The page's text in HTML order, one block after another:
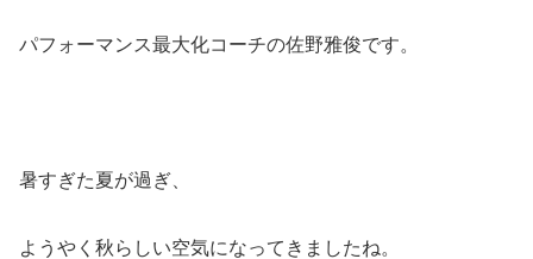
パフォーマンス最大化コーチの佐野雅俊です。
暑すぎた夏が過ぎ、
ようやく秋らしい空気になってきましたね。